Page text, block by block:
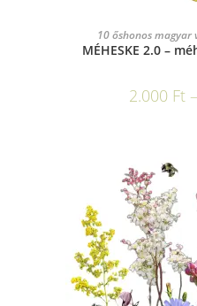
OPCIÓK
10 őshonos magyar
MÉHESKE 2.0 –
2.000 Ft –